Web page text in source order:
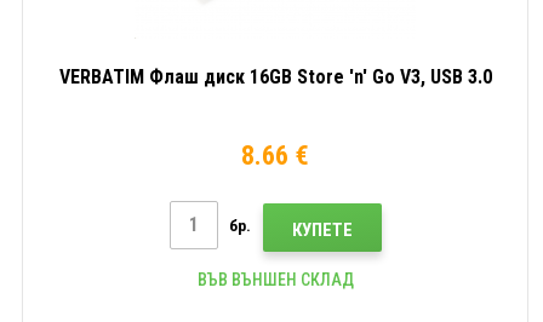
VERBATIM Флаш диск 16GB Store 'n' Go V3, USB 3.0
8.66 €
бр. КУПЕТЕ
ВЪВ ВЪНШЕН СКЛАД